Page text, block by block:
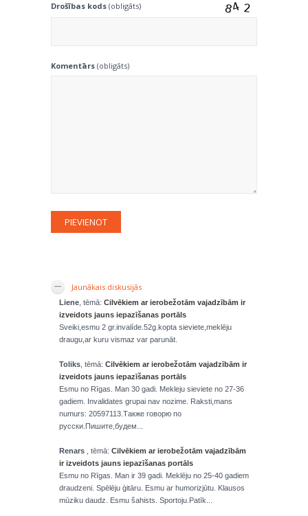
Drošības kods (obligāts)
Komentārs (obligāts)
Jaunākais diskusijās
Liene , tēmā: Cilvēkiem ar ierobežotām vajadzībām ir
izveidots jauns iepazīšanas portāls
Sveiki,esmu 2 gr.invalíde.52g.kopta sieviete,meklēju
draugu,ar kuru vismaz var parunāt.
Toliks , tēmā: Cilvēkiem ar ierobežotām vajadzībām ir
izveidots jauns iepazīšanas portāls
Esmu no Rīgas. Man 30 gadi. Mekleju sieviete no 27-36
gadiem. Invalidates grupai nav nozime. Raksti,mans
numurs: 20597113.Также говорю по
русски.Пишите,будем...
Renars , tēmā: Cilvēkiem ar ierobežotām vajadzībām
ir izveidots jauns iepazīšanas portāls
Esmu no Rīgas. Man ir 39 gadi. Meklēju no 25-40 gadiem
draudzeni. Spēlēju ģitāru. Esmu ar humorizjūtu. Klausos
mūziku daudz. Esmu šahists. Sportoju.Patīk...